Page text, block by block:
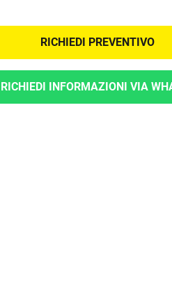
RICHIEDI PREVENTIVO
RICHIEDI INFORMAZIONI VIA